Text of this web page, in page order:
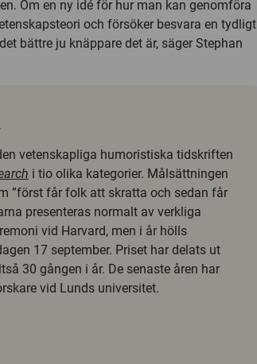
Om en ny idé för hur man kan genomföra
och försöker besvara en tydligt
bättre ju knäppare det är, säger Stephan
vetenskapliga humoristiska tidskriften
i tio olika kategorier. Målsättningen
”först får folk att skratta och sedan får
presenteras normalt av verkliga
vid Harvard, men i år hölls
17 september. Priset har delats ut
30 gången i år. De senaste åren har
vid Lunds universitet.